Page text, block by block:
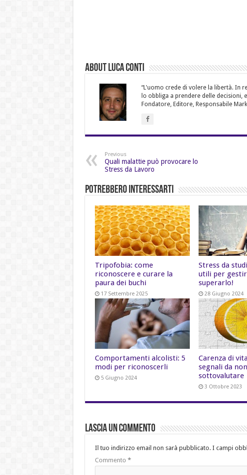
About Luca Conti
“L'uomo crede di volere la libertà. In
lo obbliga a prendere delle decisioni,
Fondatore, Editore, Responsabile
Previous
Quali malattie può provocare lo
Stress da Lavoro
Potrebbero Interessarti
Tripofobia: come
riconoscere e curare la
paura dei buchi
17 Settembre 2025
Stress da
utili per
superarlo!
28 Giugno 2024
Comportamenti alcolisti: 5
modi per riconoscerli
5 Giugno 2024
Carenza di
segnali da non
sottovalutare
3 Ottobre 2023
Lascia un commento
Il tuo indirizzo email non sarà pubblicato. I campi
Commento *